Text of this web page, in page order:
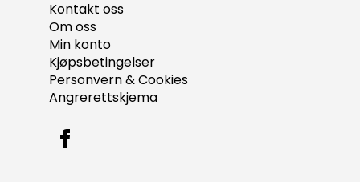
Kontakt oss
Om oss
Min konto
Kjøpsbetingelser
Personvern & Cookies
Angrerettskjema